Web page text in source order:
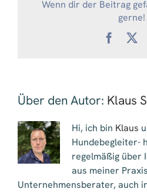
Wenn dir der Beitrag
gerne!
X
Über den Autor: Klaus
Hi, ich bin Klaus
Hundebegleiter-
regelmäßig über
aus meiner
Unternehmensberater, auch